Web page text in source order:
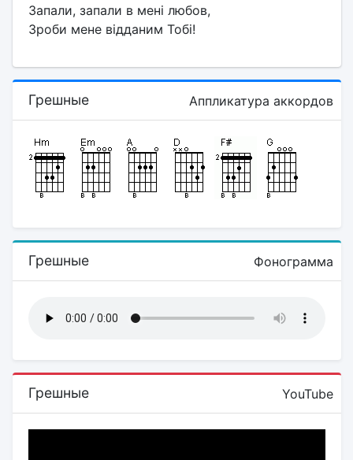
Запали, запали в мені любов,
Зроби мене відданим Тобі!
Грешные Аппликатура аккордов
Грешные Фонограмма
Грешные YouTube